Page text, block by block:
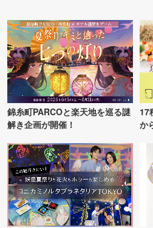
錦糸町PARCOと楽天地を巡る謎
解き企画が開催！
17
か